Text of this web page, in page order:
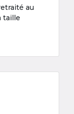
au
taille